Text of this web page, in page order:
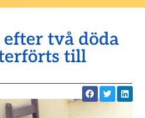
två döda
till